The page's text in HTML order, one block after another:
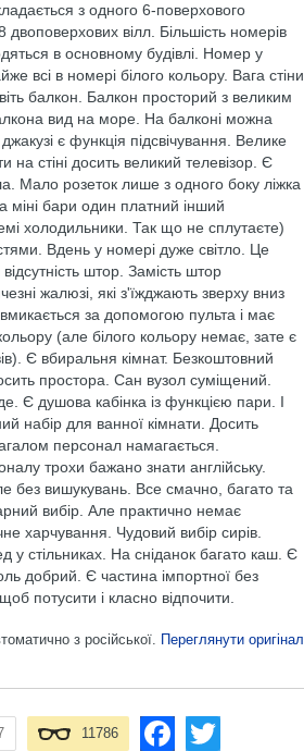
з одного 6-поверхового
двоповерхових вілл. Більшість номерів
в основному будівлі. Номер у
всі в номері білого кольору. Вага стіни
балкон. Балкон просторий з великим
вид на море. На балконі можна
є функція підсвічування. Велике
на стіні досить великий телевізор. Є
Мало розеток лише з одного боку ліжка
міні бари один платний інший
холодильники. Так що не сплутаєте)
Вдень у номері дуже світло. Це
штор. Замість штор
жалюзі, які з'їжджають зверху вниз
за допомогою пульта і має
(але білого кольору немає, зате є
Є вбиральня кімнат. Безкоштовний
простора. Сан вузол суміщений.
Є душова кабінка із функцією пари. І
набір для ванної кімнати. Досить
персонал намагається.
трохи бажано знати англійську.
без вишукувань. Все смачно, багато та
вибір. Але практично немає
харчування. Чудовий вибір сирів.
у стільниках. На сніданок багато каш. Є
добрий. Є частина імпортної без
потусити і класно відпочити.
з російської. Переглянути оригінал
11786